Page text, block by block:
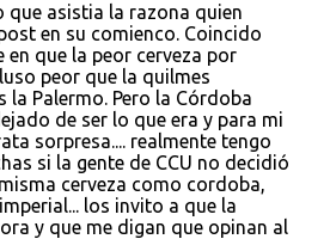
que asistia la razona quien
en su comienco. Coincido
en que la peor cerveza por
peor que la quilmes
la Palermo. Pero la Córdoba
de ser lo que era y para mi
sorpresa.... realmente tengo
si la gente de CCU no decidió
cerveza como cordoba,
los invito a que la
y que me digan que opinan al